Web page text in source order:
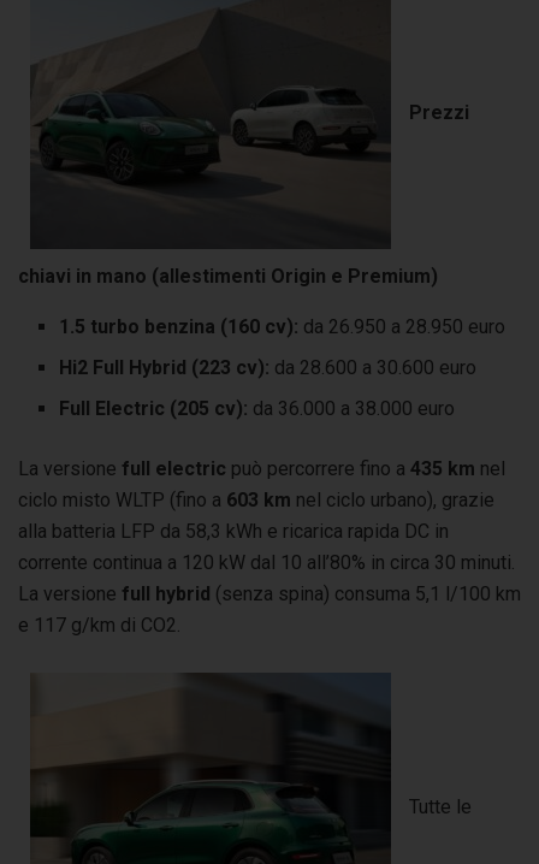
Prezzi
chiavi in mano (allestimenti Origin e Premium)
1.5 turbo benzina (160 cv): da 26.950 a 28.950 euro
Hi2 Full Hybrid (223 cv): da 28.600 a 30.600 euro
Full Electric (205 cv): da 36.000 a 38.000 euro
La versione full electric può percorrere fino a 435 km nel
ciclo misto WLTP (fino a 603 km nel ciclo urbano), grazie
alla batteria LFP da 58,3 kWh e ricarica rapida DC in
corrente continua a 120 kW dal 10 all’80% in circa 30 minuti.
La versione full hybrid (senza spina) consuma 5,1 l/100 km
e 117 g/km di CO2.
Tutte le